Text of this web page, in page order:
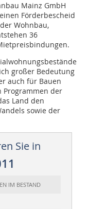
Mainz GmbH
Förderbescheid
Wohnbau,
36
großer Bedeutung
auch für Bauen
der
Land den
sowie der
Sie in
IM BESTAND